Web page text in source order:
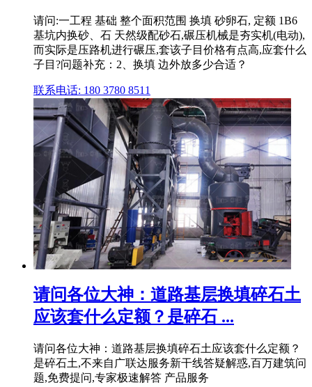
请问:一工程 基础 整个面积范围 换填 砂卵石, 定额 1B6
基坑内换砂、石 天然级配砂石,碾压机械是夯实机(电动),
而实际是压路机进行碾压,套该子目价格有点高,应套什么
子目?问题补充：2、换填 边外放多少合适？
联系电话: 180 3780 8511
请问各位大神：道路基层换填碎石土
应该套什么定额？是碎石 ...
请问各位大神：道路基层换填碎石土应该套什么定额？
是碎石土,不来自广联达服务新干线答疑解惑,百万建筑问
题,免费提问,专家极速解答 产品服务